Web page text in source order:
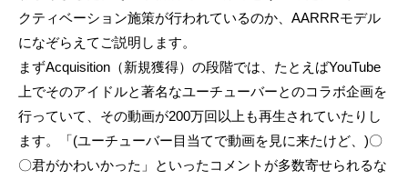
クティベーション施策が行われているのか、AARRRモデル
になぞらえてご説明します。
まずAcquisition（新規獲得）の段階では、たとえばYouTube
上でそのアイドルと著名なユーチューバーとのコラボ企画を
行っていて、その動画が200万回以上も再生されていたりし
ます。「(ユーチューバー目当てで動画を見に来たけど、)〇
〇君がかわいかった」といったコメントが多数寄せられるな